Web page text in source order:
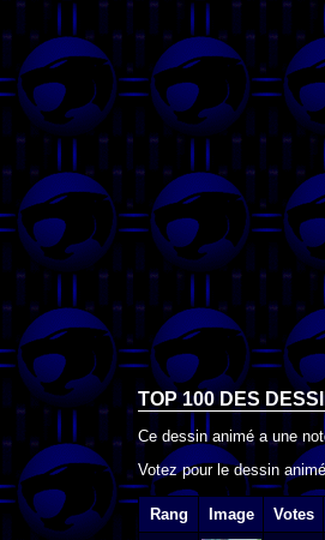
TOP 100 DES
Ce dessin animé a une
Votez pour le dessin
Rang Image Votes